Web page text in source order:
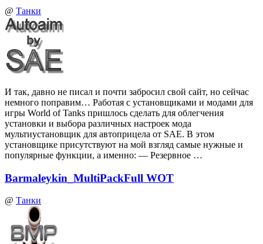
@ Танки
И так, давно не писал и почти забросил свой сайт, но сейчас
немного поправим… Работая с установщиками и модами для
игры World of Tanks пришлось сделать для облегчения
установки и выбора различных настроек мода
мультиустановщик для автоприцела от SAE. В этом
установщике присутствуют на мой взгляд самые нужные и
популярные функции, а именно: — Резервное …
Barmaleykin_MultiPackFull WOT
@ Танки